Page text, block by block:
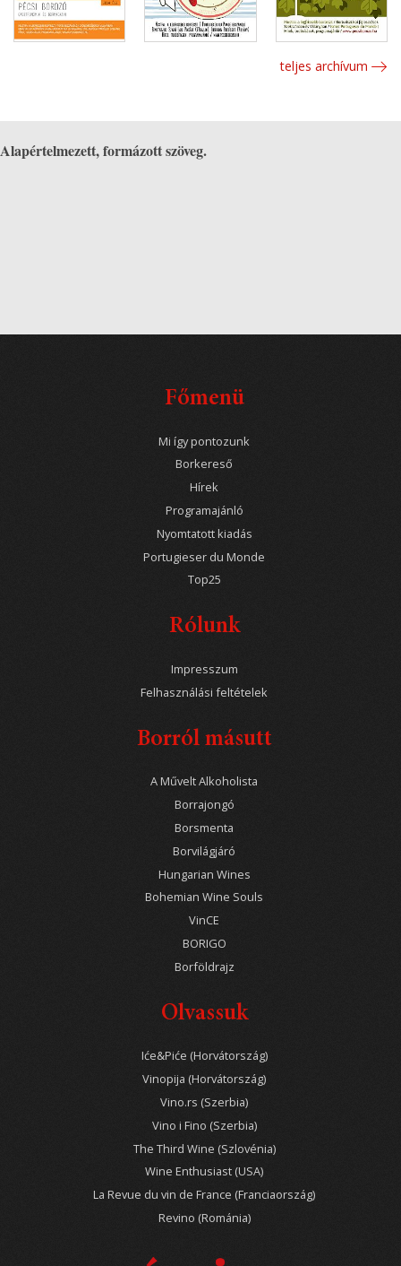
teljes archívum
Alapértelmezett, formázott szöveg.
Főmenü
Mi így pontozunk
Borkereső
Hírek
Programajánló
Nyomtatott kiadás
Portugieser du Monde
Top25
Rólunk
Impresszum
Felhasználási feltételek
Borról másutt
A Művelt Alkoholista
Borrajongó
Borsmenta
Borvilágjáró
Hungarian Wines
Bohemian Wine Souls
VinCE
BORIGO
Borföldrajz
Olvassuk
Iće&Piće (Horvátország)
Vinopija (Horvátország)
Vino.rs (Szerbia)
Vino i Fino (Szerbia)
The Third Wine (Szlovénia)
Wine Enthusiast (USA)
La Revue du vin de France (Franciaország)
Revino (Románia)